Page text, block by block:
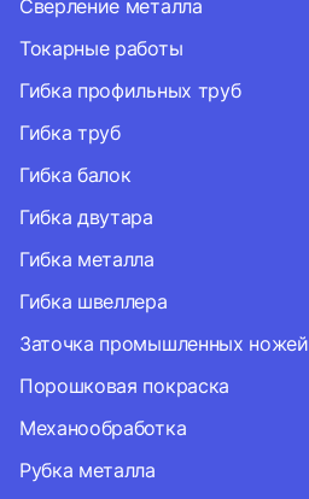
Сверление металла
Токарные работы
Гибка профильных труб
Гибка труб
Гибка балок
Гибка двутара
Гибка металла
Гибка швеллера
Заточка промышленных ножей
Порошковая покраска
Механообработка
Рубка металла